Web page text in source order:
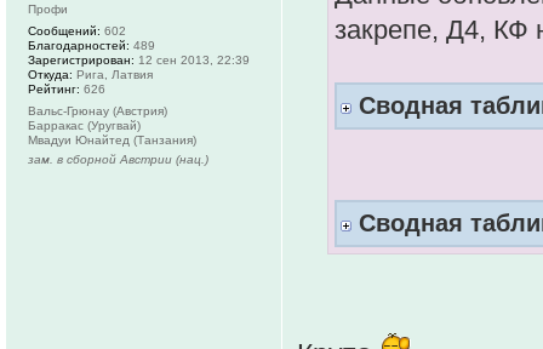
закрепе, Д4, КФ
Сводная
Сводная
Профи
Сообщений: 602
Благодарностей: 489
Зарегистрирован: 12 сен 2013, 22:39
Откуда: Рига, Латвия
Рейтинг: 626
Вальс-Грюнау (Австрия)
Барракас (Уругвай)
Мвадуи Юнайтед (Танзания)
зам. в сборной Австрии (нац.)